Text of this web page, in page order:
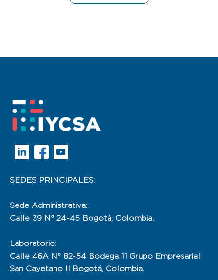
SEDES PRINCIPALES:
Sede Administrativa:
Calle 39 N° 24-45 Bogotá, Colombia.
Laboratorio:
Calle 46A N° 82-54 Bodega 11 Grupo Empresarial
San Cayetano II Bogotá, Colombia.